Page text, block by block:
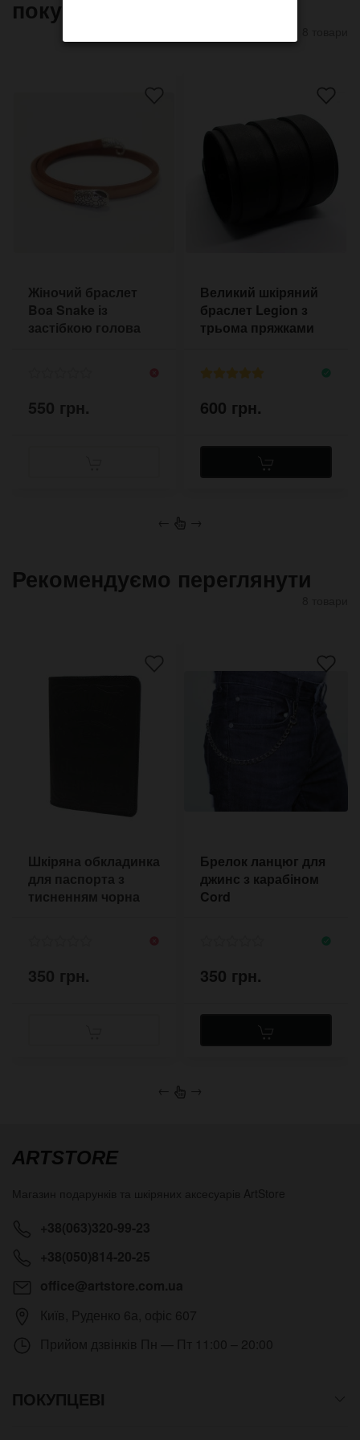
покупают
Жіночий браслет
Boa Snake із
застібкою голова
550 грн.
Великий шкіряний
браслет Legion з
трьома пряжками
600 грн.
← →
Рекомендуємо переглянути
Шкіряна обкладинка
для паспорта з
тисненням чорна
350 грн.
Брелок ланцюг для
джинс з карабіном
Cord
350 грн.
← →
ARTSTORE
ПОКУПЦЕВІ